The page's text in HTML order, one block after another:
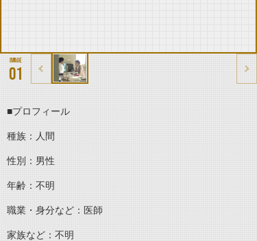
01
■プロフィール
種族：人間
性別：男性
年齢：不明
職業・身分など：医師
家族など：不明